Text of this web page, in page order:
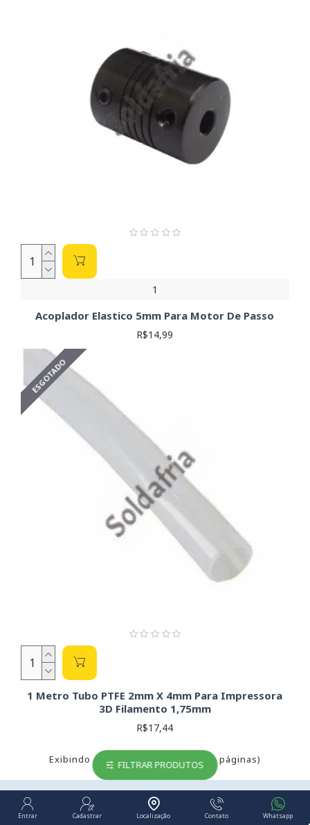
1
Acoplador Elastico 5mm Para Motor De Passo
R$14,99
ESGOTADO
1 Metro Tubo PTFE 2mm X 4mm Para Impressora
3D Filamento 1,75mm
R$17,44
Exibindo de 1 a 24 do total de 24 (1 páginas)
FRETE GRÁTIS PARA TODO BRASIL!
Entrar Cadastrar Localização Contato Whatsapp
FILTRAR PRODUTOS